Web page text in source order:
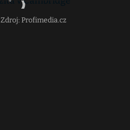
Zdroj: Profimedia.cz